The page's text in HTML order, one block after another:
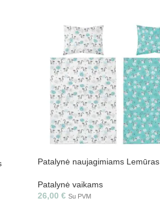
Patalynė naujagimiams Lemūras
Patalynė vaikams
26,00 € Su PVM